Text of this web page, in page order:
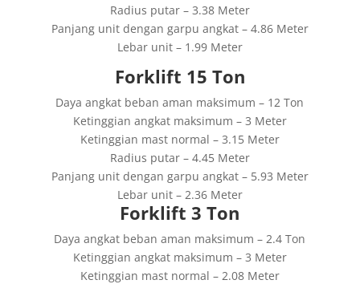
Radius putar – 3.38 Meter
Panjang unit dengan garpu angkat – 4.86 Meter
Lebar unit – 1.99 Meter
Forklift 15 Ton
Daya angkat beban aman maksimum – 12 Ton
Ketinggian angkat maksimum – 3 Meter
Ketinggian mast normal – 3.15 Meter
Radius putar – 4.45 Meter
Panjang unit dengan garpu angkat – 5.93 Meter
Lebar unit – 2.36 Meter
Forklift 3 Ton
Daya angkat beban aman maksimum – 2.4 Ton
Ketinggian angkat maksimum – 3 Meter
Ketinggian mast normal – 2.08 Meter